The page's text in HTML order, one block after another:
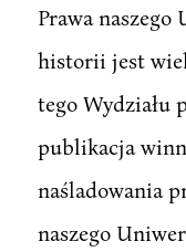
Prawa
historii jest
tego Wydziału
publikacja
naśladowania
naszego